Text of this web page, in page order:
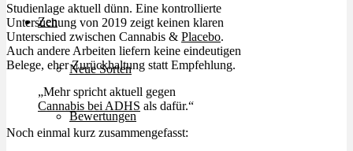
Zen
Neue Sorten
Bewertungen
Studienlage aktuell dünn. Eine kontrollierte
Untersuchung von 2019 zeigt keinen klaren
Unterschied zwischen Cannabis & Placebo.
Auch andere Arbeiten liefern keine eindeutigen
Belege, eher Zurückhaltung statt Empfehlung.
„Mehr spricht aktuell gegen
Cannabis bei ADHS als dafür.“
Noch einmal kurz zusammengefasst: